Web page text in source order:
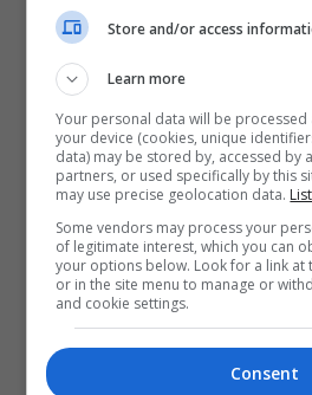
Store and/or access
Learn more
Your personal data will be
your device (cookies, unique
data) may be stored by, accessed by
partners, or used specifically by this
may use precise geolocation data.
Some vendors may process your
of legitimate interest, which you can
your options below. Look for a link
or in the site menu to manage or
and cookie settings.
Consent